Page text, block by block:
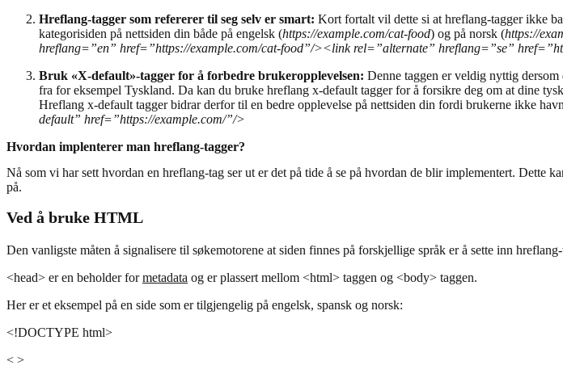
Hreflang-tagger som refererer til seg selv er smart: Kort fortalt vil dette si at hreflang-tagger ikke
kategorisiden på nettsiden din både på engelsk (https://example.com/cat-food) og på norsk (https://
hreflang=”en” href=”https://example.com/cat-food”/><link rel=”alternate” hreflang=”se”
Bruk «X-default»-tagger for å forbedre brukeropplevelsen: Denne taggen er veldig nyttig
fra for eksempel Tyskland. Da kan du bruke hreflang x-default tagger for å forsikre deg om at dine
Hreflang x-default tagger bidrar derfor til en bedre opplevelse på nettsiden din fordi brukerne ikke
default” href=”https://example.com/”/>
Hvordan implenterer man hreflang-tagger?
Nå som vi har sett hvordan en hreflang-tag ser ut er det på tide å se på hvordan de blir implementert.
på.
Ved å bruke HTML
Den vanligste måten å signalisere til søkemotorene at siden finnes på forskjellige språk er å sette inn
<head> er en beholder formetadata og er plassert mellom <html> taggen og <body> taggen.
Her er et eksempel på en side som er tilgjengelig på engelsk, spansk og norsk:
<!DOCTYPE html>
< >